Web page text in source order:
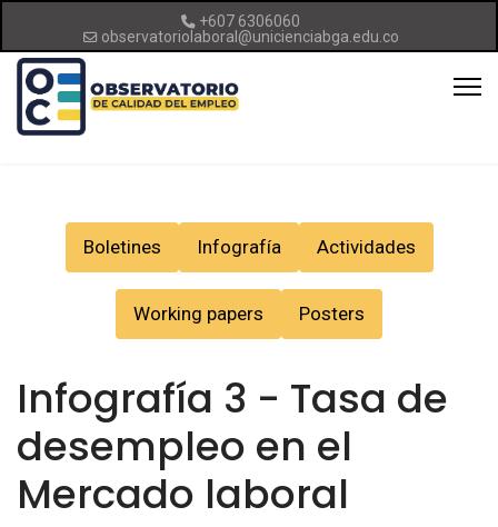
+607 6306060
observatoriolaboral@unicienciabga.edu.co
Boletines Infografía Actividades
Working papers Posters
Infografía 3 - Tasa de
desempleo en el
Mercado laboral